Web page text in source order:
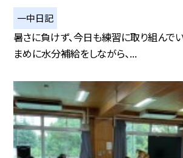
一中日記
暑さに負けず、今日も練習に取り組んで
まめに水分補給をしながら、...